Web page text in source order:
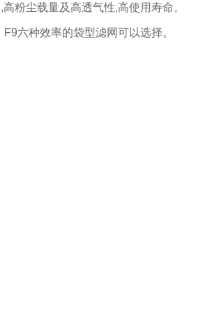
,高粉尘载量及高透气性,高使用寿命。
F9六种效率的袋型滤网可以选择。